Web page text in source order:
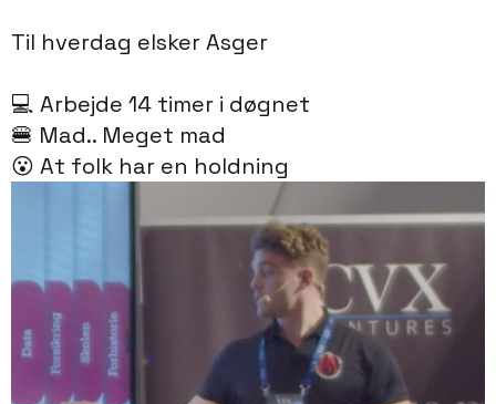
Til hverdag elsker Asger
💻 Arbejde 14 timer i døgnet
🍔 Mad.. Meget mad
😮 At folk har en holdning